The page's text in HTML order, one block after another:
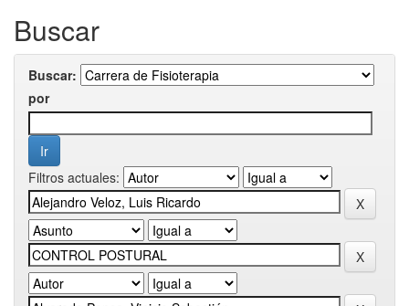
Buscar
Buscar:
por
Filtros actuales: